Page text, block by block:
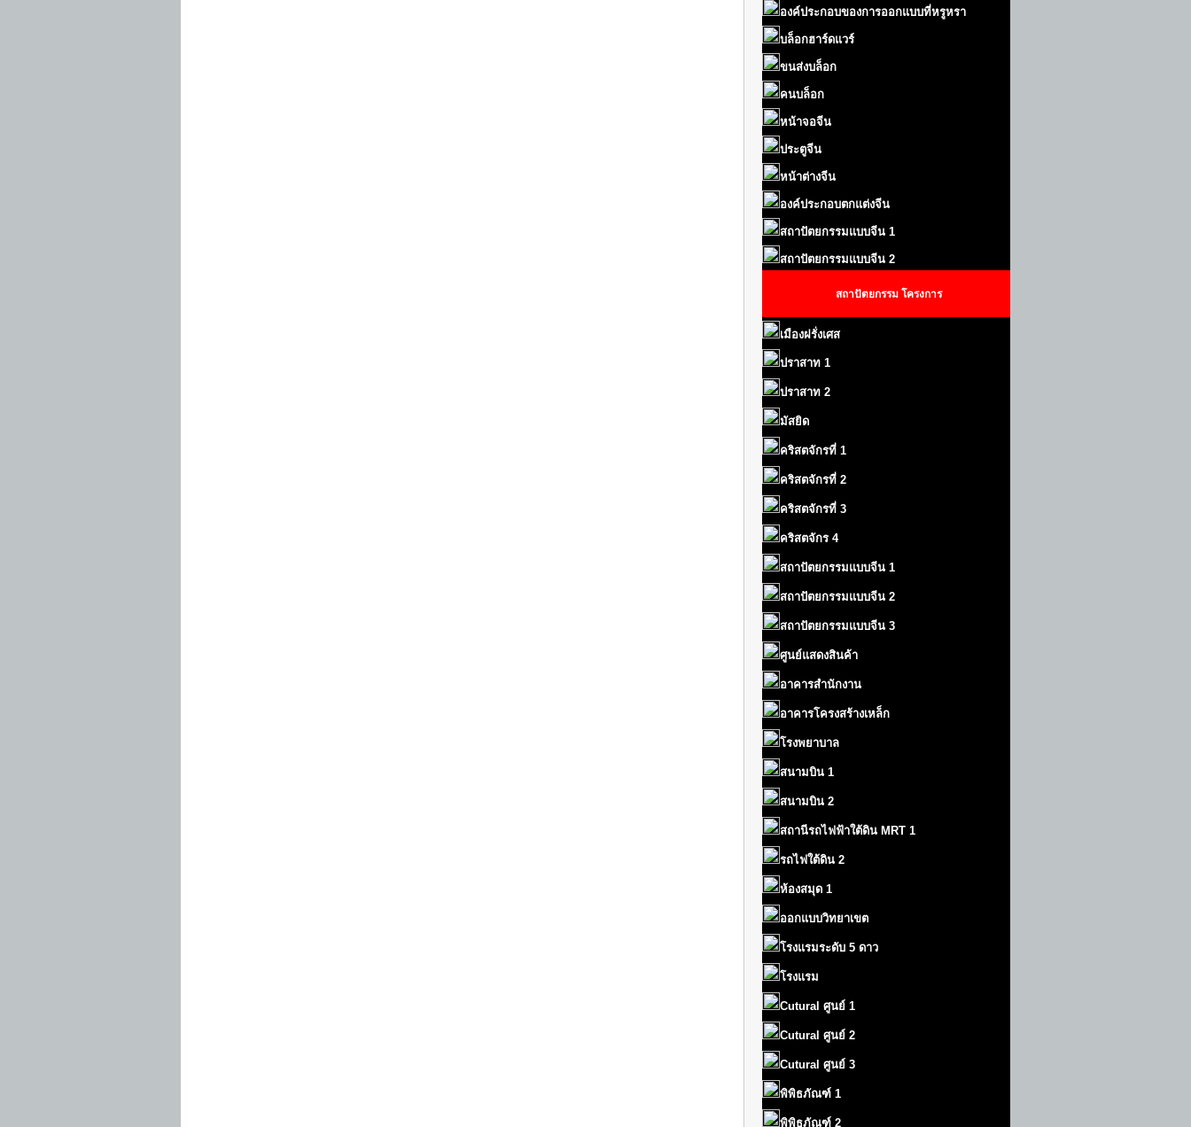
องค์ประกอบของการออกแบบที่หรูหรา
บล็อกฮาร์ดแวร์
ขนส่งบล็อก
คนบล็อก
หน้าจอจีน
ประตูจีน
หน้าต่างจีน
องค์ประกอบตกแต่งจีน
สถาปัตยกรรมแบบจีน 1
สถาปัตยกรรมแบบจีน 2
สถาปัตยกรรม โครงการ
เมืองฝรั่งเศส
ปราสาท 1
ปราสาท 2
มัสยิด
คริสตจักรที่ 1
คริสตจักรที่ 2
คริสตจักรที่ 3
คริสตจักร 4
สถาปัตยกรรมแบบจีน 1
สถาปัตยกรรมแบบจีน 2
สถาปัตยกรรมแบบจีน 3
ศูนย์แสดงสินค้า
อาคารสำนักงาน
อาคารโครงสร้างเหล็ก
โรงพยาบาล
สนามบิน 1
สนามบิน 2
สถานีรถไฟฟ้าใต้ดิน MRT 1
รถไฟใต้ดิน 2
ห้องสมุด 1
ออกแบบวิทยาเขต
โรงแรมระดับ 5 ดาว
โรงแรม
Cutural ศูนย์ 1
Cutural ศูนย์ 2
Cutural ศูนย์ 3
พิพิธภัณฑ์ 1
พิพิธภัณฑ์ 2